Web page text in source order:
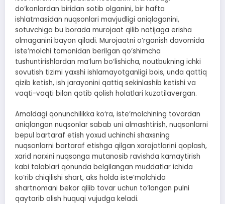
do‘konlardan biridan sotib olganini, bir hafta
ishlatmasidan nuqsonlari mavjudligi aniqlaganini,
sotuvchiga bu borada murojaat qilib natijaga erisha
olmaganini bayon qiladi. Murojaatni o‘rganish davomida
iste’molchi tomonidan berilgan qo‘shimcha
tushuntirishlardan ma’lum bo‘lishicha, noutbukning ichki
sovutish tizimi yaxshi ishlamayotganligi bois, unda qattiq
qizib ketish, ish jarayonini qattiq sekinlashib ketishi va
vaqti-vaqti bilan qotib qolish holatlari kuzatilavergan.
Amaldagi qonunchilikka ko‘ra, iste’molchining tovardan
aniqlangan nuqsonlar sabab uni almashtirish, nuqsonlarni
bepul bartaraf etish yoxud uchinchi shaxsning
nuqsonlarni bartaraf etishga qilgan xarajatlarini qoplash,
xarid narxini nuqsonga mutanosib ravishda kamaytirish
kabi talablari qonunda belgilangan muddatlar ichida
ko‘rib chiqilishi shart, aks holda iste’molchida
shartnomani bekor qilib tovar uchun to‘langan pulni
qaytarib olish huquqi vujudga keladi.